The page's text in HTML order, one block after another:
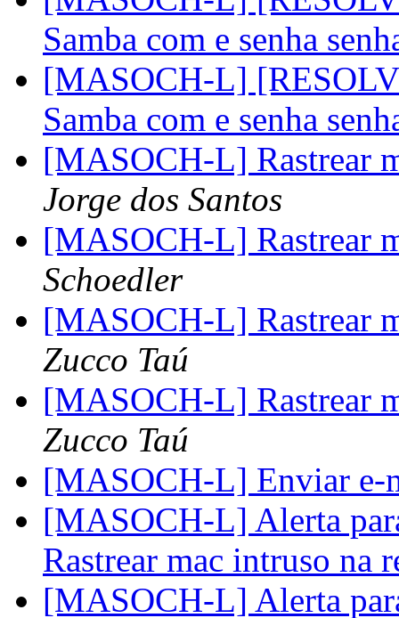
Samba com e senha
[MASOCH-L]
Samba com e senha
[MASOCH-L] Rastrear
Jorge dos Santos
[MASOCH-L] Rastrear
Schoedler
[MASOCH-L] Rastrear
Zucco Taú
[MASOCH-L] Rastrear
Zucco Taú
[MASOCH-L] Enviar
[MASOCH-L] Alerta
Rastrear mac intruso na
[MASOCH-L] Alerta